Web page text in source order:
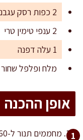
2 כפות רסק עגבניות מרוכז
2 ענפי טימין טרי
1 עלה דפנה
מלח ופלפל
אופן ההכנה